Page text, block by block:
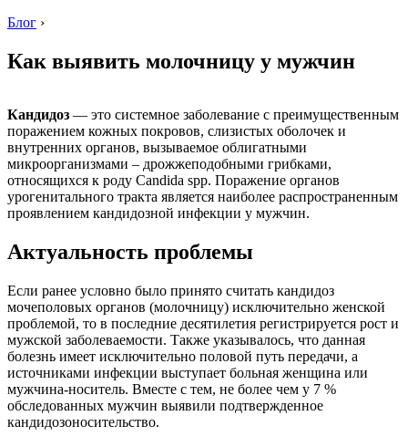
Блог ›
Как выявить молочницу у мужчин
Кандидоз — это системное заболевание с преимущественным
поражением кожных покровов, слизистых оболочек и
внутренних органов, вызываемое облигатными
микроорганизмами – дрожжеподобными грибками,
относящихся к роду Candida spp. Поражение органов
урогенитального тракта является наиболее распространенным
проявлением кандидозной инфекции у мужчин.
Актуальность проблемы
Если ранее условно было принято считать кандидоз
мочеполовых органов (молочницу) исключительно женской
проблемой, то в последние десятилетия регистрируется рост и
мужской заболеваемости. Также указывалось, что данная
болезнь имеет исключительно половой путь передачи, а
источниками инфекции выступает больная женщина или
мужчина-носитель. Вместе с тем, не более чем у 7 %
обследованных мужчин выявили подтвержденное
кандидозоносительство.